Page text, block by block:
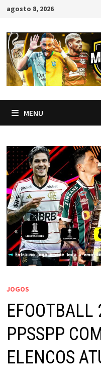
Skip
content
agosto 8, 2026
MENU
JOGOS
PPSSPP
ELENCOS